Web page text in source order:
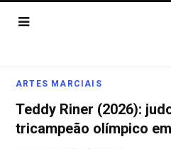
ARTES MARCIAIS
Teddy Riner (2026):
tricampeão olímpico